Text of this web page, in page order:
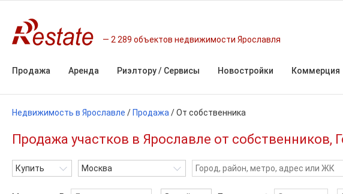
2 289 объектов недвижимости Ярославля
Продажа Аренда Риэлтору / Сервисы Новостройки Коммерция
Недвижимость в Ярославле / Продажа /От собственника
Продажа участков в Ярославле от собственников,
Купить Москва